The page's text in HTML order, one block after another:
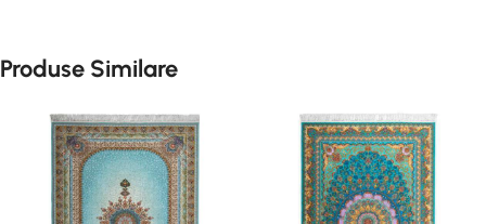
Produse Similare